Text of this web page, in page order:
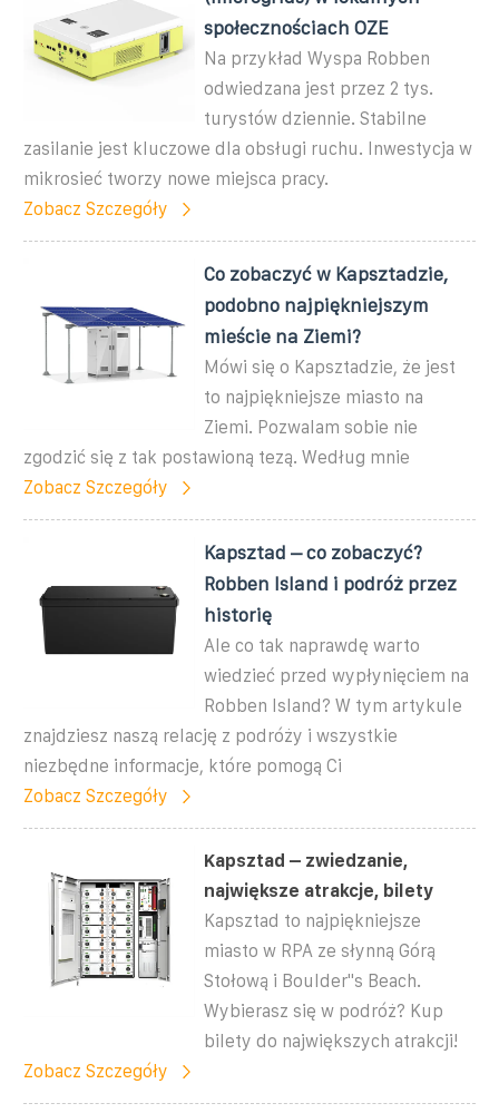
społecznościach OZE
Na przykład Wyspa Robben
odwiedzana jest przez 2 tys.
turystów dziennie. Stabilne
zasilanie jest kluczowe dla obsługi ruchu. Inwestycja w
mikrosieć tworzy nowe miejsca pracy.
Zobacz Szczegóły
Co zobaczyć w Kapsztadzie,
podobno najpiękniejszym
mieście na Ziemi?
Mówi się o Kapsztadzie, że jest
to najpiękniejsze miasto na
Ziemi. Pozwalam sobie nie
zgodzić się z tak postawioną tezą. Według mnie
Zobacz Szczegóły
Kapsztad – co zobaczyć?
Robben Island i podróż przez
historię
Ale co tak naprawdę warto
wiedzieć przed wypłynięciem na
Robben Island? W tym artykule
znajdziesz naszą relację z podróży i wszystkie
niezbędne informacje, które pomogą Ci
Zobacz Szczegóły
Kapsztad – zwiedzanie,
największe atrakcje, bilety
Kapsztad to najpiękniejsze
miasto w RPA ze słynną Górą
Stołową i Boulder''s Beach.
Wybierasz się w podróż? Kup
bilety do największych atrakcji!
Zobacz Szczegóły